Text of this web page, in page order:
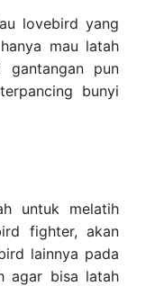
lovebird yang
mau latah
pun
bunyi
untuk melatih
fighter, akan
lainnya pada
agar bisa latah